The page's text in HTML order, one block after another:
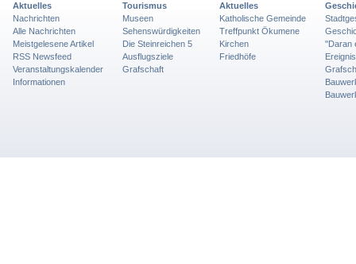
Aktuelles
Nachrichten
Alle Nachrichten
Meistgelesene Artikel
RSS Newsfeed
Veranstaltungskalender
Informationen
Tourismus
Museen
Sehenswürdigkeiten
Die Steinreichen 5
Ausflugsziele
Grafschaft
Aktuelles
Katholische Gemeinde
Treffpunkt Ökumene
Kirchen
Friedhöfe
"Daran